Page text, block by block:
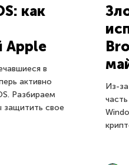
как
Apple
в
активно
Разбираем
защитить свое
Из-